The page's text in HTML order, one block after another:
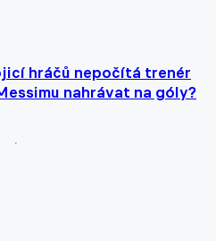
hráčů nepočítá trenér
nahrávat na góly?